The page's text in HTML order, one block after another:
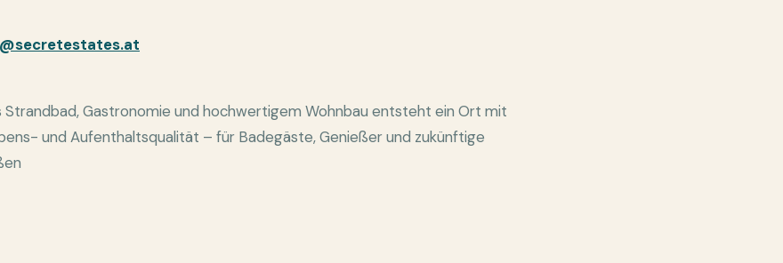
Strandbad, Gastronomie und hochwertigem Wohnbau entsteht ein Ort mit
und Aufenthaltsqualität – für Badegäste, Genießer und zukünftige